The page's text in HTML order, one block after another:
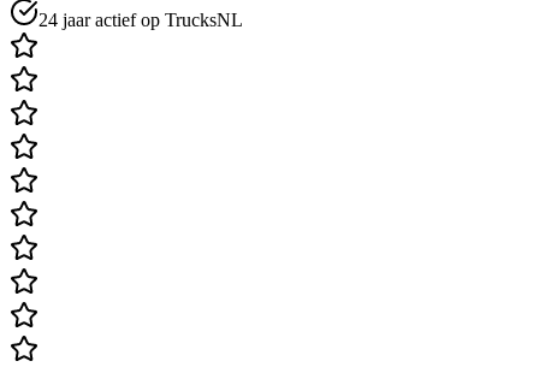
24 jaar actief op TrucksNL